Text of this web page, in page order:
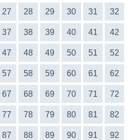
27 28 29 30 31 32
37 38 39 40 41 42
47 48 49 50 51 52
57 58 59 60 61 62
67 68 69 70 71 72
77 78 79 80 81 82
87 88 89 90 91 92